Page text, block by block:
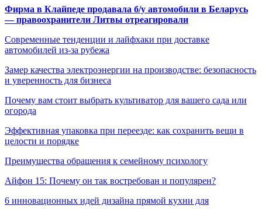
Фирма в Клайпеде продавала б/у автомобили в Беларусь
— правоохранители Литвы отреагировали
Современные тенденции и лайфхаки при доставке
автомобилей из-за рубежа
Замер качества электроэнергии на производстве: безопасность
и уверенность для бизнеса
Почему вам стоит выбрать культиватор для вашего сада или
огорода
Эффективная упаковка при переезде: как сохранить вещи в
целости и порядке
Преимущества обращения к семейному психологу
Айфон 15: Почему он так востребован и популярен?
6 инновационных идей дизайна прямой кухни для